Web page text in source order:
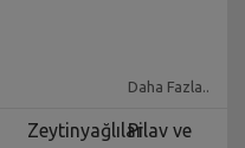
Daha Fazla..
ZeytinyağlılarPilav ve